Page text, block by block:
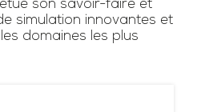
son savoir-faire et
simulation innovantes et
domaines les plus